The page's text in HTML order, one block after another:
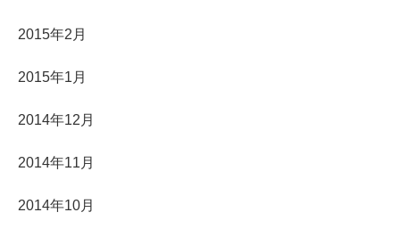
2015年2月
2015年1月
2014年12月
2014年11月
2014年10月